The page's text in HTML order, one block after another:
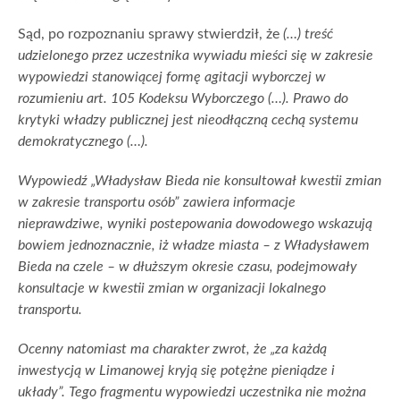
Sąd, po rozpoznaniu sprawy stwierdził, że (…) treść
udzielonego przez uczestnika wywiadu mieści się w zakresie
wypowiedzi stanowiącej formę agitacji wyborczej w
rozumieniu art. 105 Kodeksu Wyborczego (…). Prawo do
krytyki władzy publicznej jest nieodłączną cechą systemu
demokratycznego (…).
Wypowiedź „Władysław Bieda nie konsultował kwestii zmian
w zakresie transportu osób” zawiera informacje
nieprawdziwe, wyniki postepowania dowodowego wskazują
bowiem jednoznacznie, iż władze miasta – z Władysławem
Bieda na czele – w dłuższym okresie czasu, podejmowały
konsultacje w kwestii zmian w organizacji lokalnego
transportu.
Ocenny natomiast ma charakter zwrot, że „za każdą
inwestycją w Limanowej kryją się potężne pieniądze i
układy”. Tego fragmentu wypowiedzi uczestnika nie można